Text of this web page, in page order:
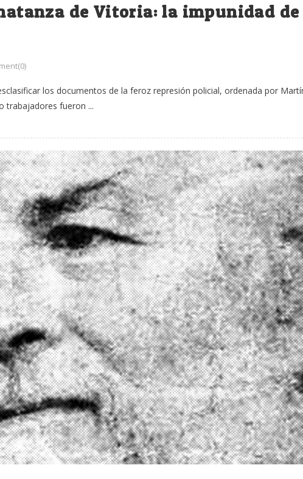
de Vitoria: la impunidad de
los documentos de la feroz represión policial, ordenada por
trabajadores fueron ...